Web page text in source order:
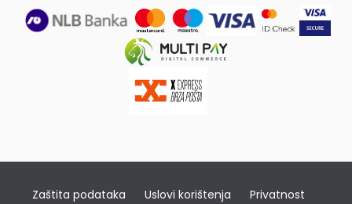
Zaštita podataka Uslovi korištenja Privatnost